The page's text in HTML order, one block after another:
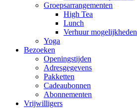
Groepsarrangementen
High Tea
Lunch
Verhuur mogelijkheden
Yoga
Bezoeken
Openingstijden
Adresgegevens
Pakketten
Cadeaubonnen
Abonnementen
Vrijwilligers